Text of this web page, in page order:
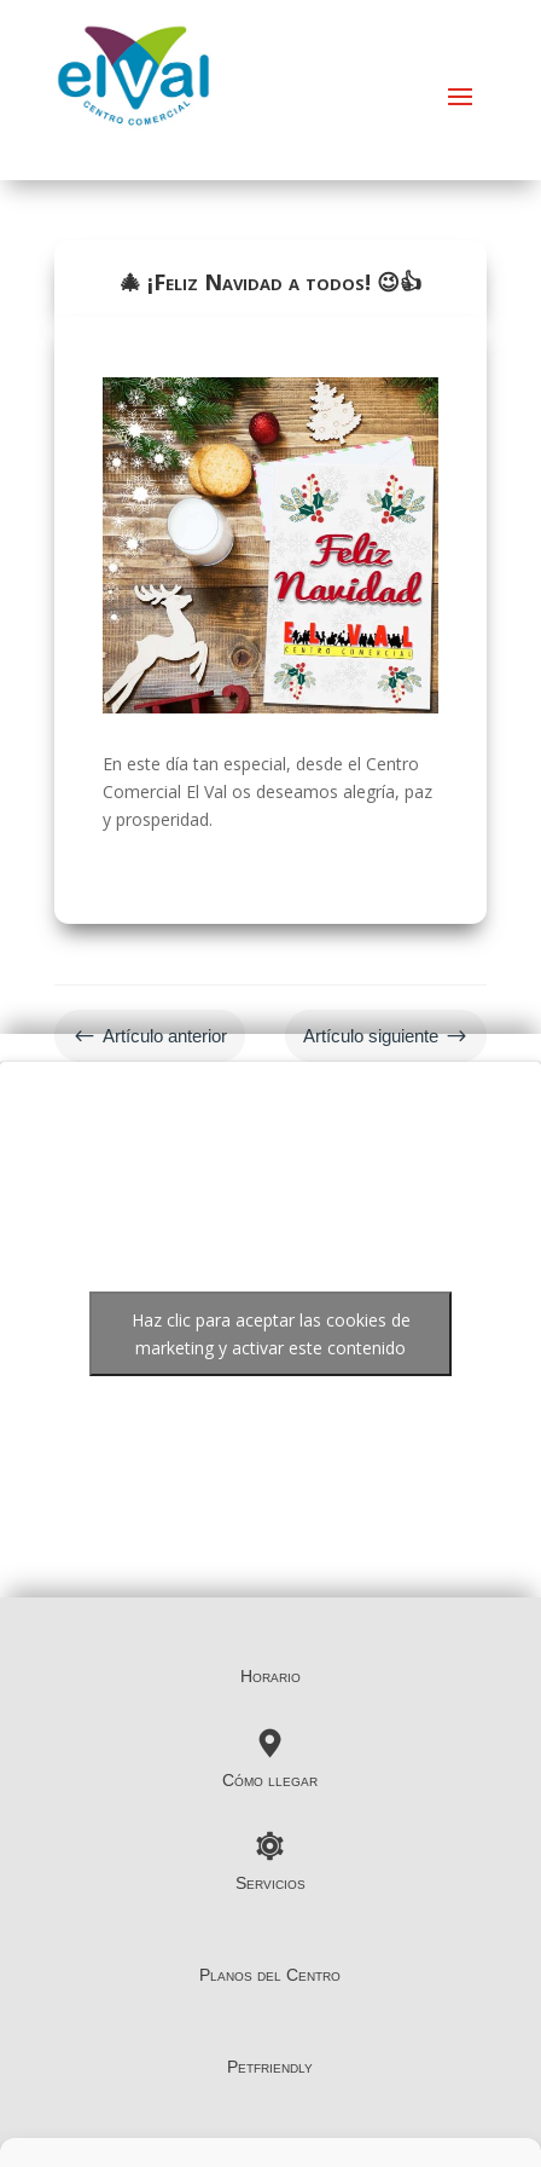
🎄 ¡Feliz Navidad a todos! 😉👍
En este día tan especial, desde el Centro
Comercial El Val os deseamos alegría, paz
y prosperidad.
# Artículo anterior Artículo siguiente $
Haz clic para aceptar las cookies de
marketing y activar este contenido
Horario
Cómo llegar
Servicios
Planos del Centro
Petfriendly